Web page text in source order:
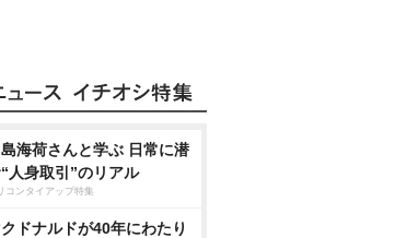
島海荷さんと学ぶ 日常に潜
人身取引”のリアル
コンタイアップ特集
ドナルドが40年にわたり